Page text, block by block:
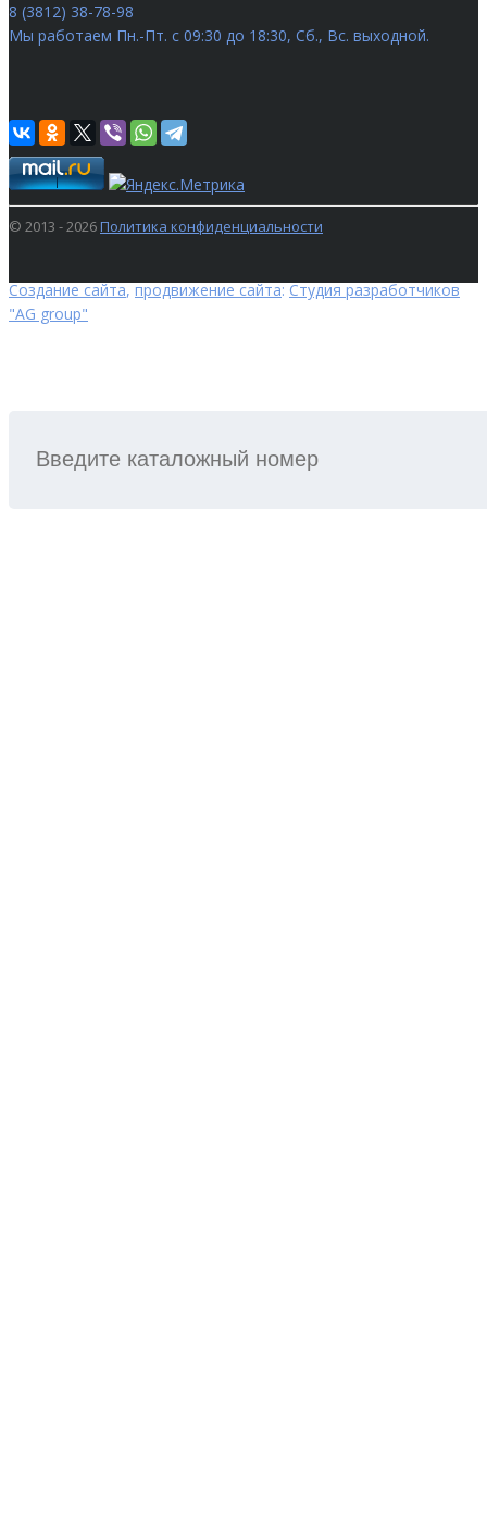
8 (3812) 38-78-98
Мы работаем Пн.-Пт. с 09:30 до 18:30, Сб., Вс. выходной.
© 2013 - 2026Политика конфиденциальности
Создание сайта,продвижение сайта:Студия разработчиков
"AG group"